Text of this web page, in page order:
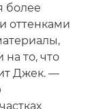
более
оттенками
то, что
Джек. —